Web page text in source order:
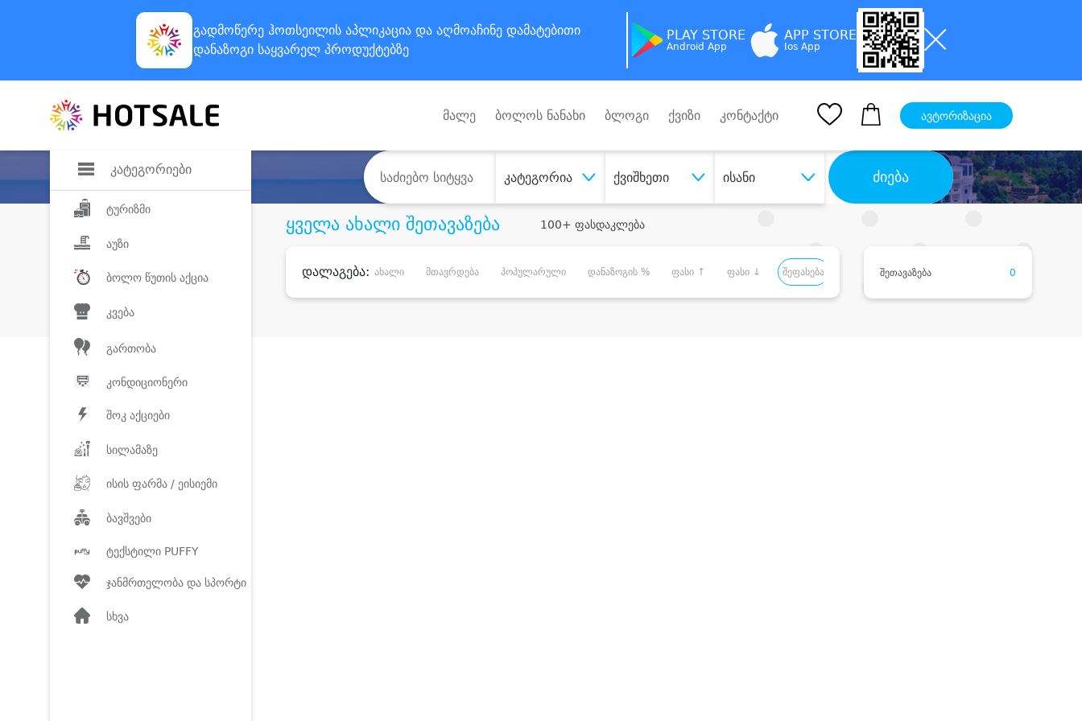
გადმოწერე ჰოთსეილის აპლიკაცია და აღმოაჩინე დამატებითი
დანაზოგი საყვარელ პროდუქტებზე
PLAY STORE
Android App
APP STORE
Ios App
კატეგორიები
ტურიზმი
აუზი
ბოლო წუთის აქცია
კვება
გართობა
კონდიციონერი
შოკ აქციები
სილამაზე
ისის ფარმა / ეისიემი
ბავშვები
ტექსტილი PUFFY
ჯანმრთელობა და სპორტი
სხვა
მალე ბოლოს ნანახი ბლოგი ქვიზი კონტაქტი ავტორიზაცია
კატეგორია ქვიშხეთი ისანი ძიება
ყველა ახალი შეთავაზება 100+ ფასდაკლება
დალაგება: ახალი მთავრდება პოპულარული დანაზოგის % ფასი ↑ ფასი ↓ შეფასება შეთავაზება 0